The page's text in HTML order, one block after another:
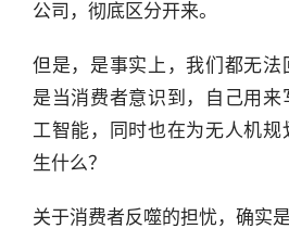
公司，彻底区分开来。
但是，是事实上，我们都无
是当消费者意识到，自己用
工智能，同时也在为无人机规
生什么？
关于消费者反噬的担忧，确实是